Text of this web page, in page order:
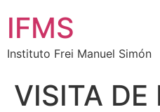
IFMS
Instituto Frei Manuel Simón
VISITA DE